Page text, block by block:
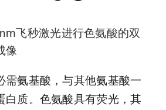
飞秒激光进行色氨酸的双
像
需氨基酸，与其他氨基酸一
白质。色氨酸具有荧光，其